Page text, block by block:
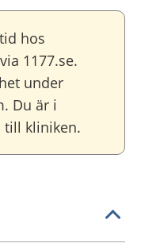
hos
1177.se.
under
Du är i
till kliniken.